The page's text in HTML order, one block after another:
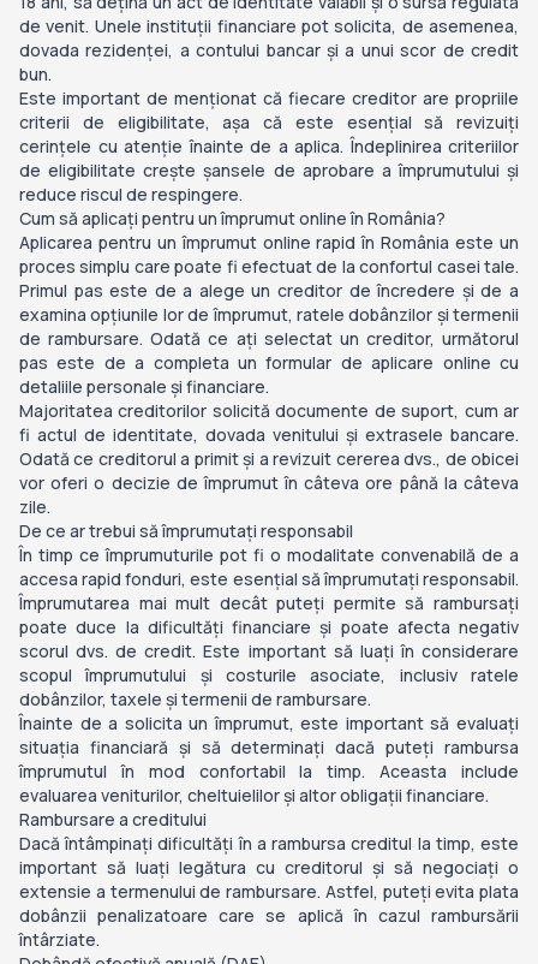
de venit. Unele instituții financiare pot solicita, de asemenea,
dovada rezidenței, a contului bancar și a unui scor de credit
bun.
Este important de menționat că fiecare creditor are propriile
criterii de eligibilitate, așa că este esențial să revizuiți
cerințele cu atenție înainte de a aplica. Îndeplinirea criteriilor
de eligibilitate crește șansele de aprobare a împrumutului și
reduce riscul de respingere.
Cum să aplicați pentru un împrumut online în România?
Aplicarea pentru un împrumut online rapid în România este un
proces simplu care poate fi efectuat de la confortul casei tale.
Primul pas este de a alege un creditor de încredere și de a
examina opțiunile lor de împrumut, ratele dobânzilor și termenii
de rambursare. Odată ce ați selectat un creditor, următorul
pas este de a completa un formular de aplicare online cu
detaliile personale și financiare.
Majoritatea creditorilor solicită documente de suport, cum ar
fi actul de identitate, dovada venitului și extrasele bancare.
Odată ce creditorul a primit și a revizuit cererea dvs., de obicei
vor oferi o decizie de împrumut în câteva ore până la câteva
zile.
De ce ar trebui să împrumutați responsabil
În timp ce împrumuturile pot fi o modalitate convenabilă de a
accesa rapid fonduri, este esențial să împrumutați responsabil.
Împrumutarea mai mult decât puteți permite să rambursați
poate duce la dificultăți financiare și poate afecta negativ
scorul dvs. de credit. Este important să luați în considerare
scopul împrumutului și costurile asociate, inclusiv ratele
dobânzilor, taxele și termenii de rambursare.
Înainte de a solicita un împrumut, este important să evaluați
situația financiară și să determinați dacă puteți rambursa
împrumutul în mod confortabil la timp. Aceasta include
evaluarea veniturilor, cheltuielilor și altor obligații financiare.
Rambursare a creditului
Dacă întâmpinați dificultăți în a rambursa creditul la timp, este
important să luați legătura cu creditorul și să negociați o
extensie a termenului de rambursare. Astfel, puteți evita plata
dobânzii penalizatoare care se aplică în cazul rambursării
întârziate.